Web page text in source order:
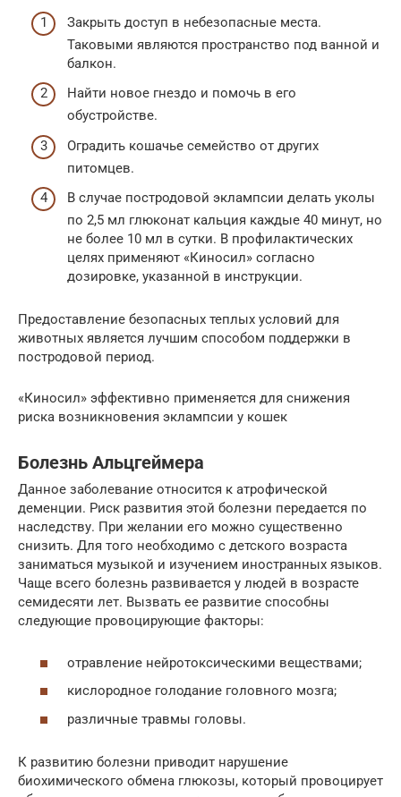
Закрыть доступ в небезопасные места.
Таковыми являются пространство под ванной и
балкон.
Найти новое гнездо и помочь в его
обустройстве.
Оградить кошачье семейство от других
питомцев.
В случае постродовой эклампсии делать уколы
по 2,5 мл глюконат кальция каждые 40 минут, но
не более 10 мл в сутки. В профилактических
целях применяют «Киносил» согласно
дозировке, указанной в инструкции.
Предоставление безопасных теплых условий для
животных является лучшим способом поддержки в
постродовой период.
«Киносил» эффективно применяется для снижения
риска возникновения эклампсии у кошек
Болезнь Альцгеймера
Данное заболевание относится к атрофической
деменции. Риск развития этой болезни передается по
наследству. При желании его можно существенно
снизить. Для того необходимо с детского возраста
заниматься музыкой и изучением иностранных языков.
Чаще всего болезнь развивается у людей в возрасте
семидесяти лет. Вызвать ее развитие способны
следующие провоцирующие факторы:
отравление нейротоксическими веществами;
кислородное голодание головного мозга;
различные травмы головы.
К развитию болезни приводит нарушение
биохимического обмена глюкозы, который провоцирует